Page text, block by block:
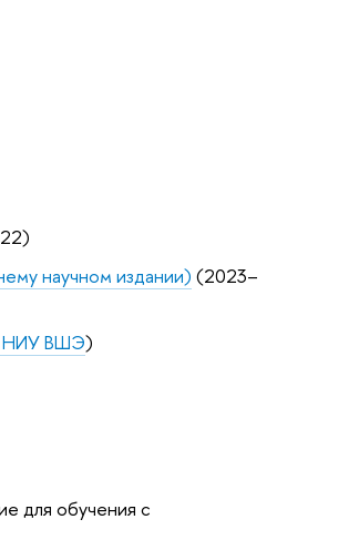
научном издании) (2023–
НИУ ВШЭ)
для обучения с